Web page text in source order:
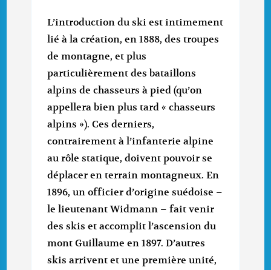
L’introduction du ski est intimement
lié à la création, en 1888, des troupes
de montagne, et plus
particulièrement des bataillons
alpins de chasseurs à pied (qu’on
appellera bien plus tard « chasseurs
alpins »). Ces derniers,
contrairement à l’infanterie alpine
au rôle statique, doivent pouvoir se
déplacer en terrain montagneux. En
1896, un officier d’origine suédoise –
le lieutenant Widmann – fait venir
des skis et accomplit l’ascension du
mont Guillaume en 1897. D’autres
skis arrivent et une première unité,